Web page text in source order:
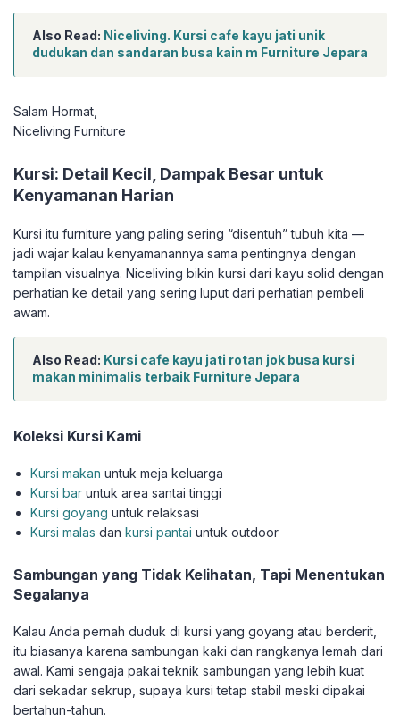
Also Read: Niceliving. Kursi cafe kayu jati unik
dudukan dan sandaran busa kain m Furniture Jepara
Salam Hormat,
Niceliving Furniture
Kursi: Detail Kecil, Dampak Besar untuk
Kenyamanan Harian
Kursi itu furniture yang paling sering “disentuh” tubuh kita —
jadi wajar kalau kenyamanannya sama pentingnya dengan
tampilan visualnya. Niceliving bikin kursi dari kayu solid dengan
perhatian ke detail yang sering luput dari perhatian pembeli
awam.
Also Read: Kursi cafe kayu jati rotan jok busa kursi
makan minimalis terbaik Furniture Jepara
Koleksi Kursi Kami
Kursi makan untuk meja keluarga
Kursi bar untuk area santai tinggi
Kursi goyang untuk relaksasi
Kursi malas dankursi pantai untuk outdoor
Sambungan yang Tidak Kelihatan, Tapi Menentukan
Segalanya
Kalau Anda pernah duduk di kursi yang goyang atau berderit,
itu biasanya karena sambungan kaki dan rangkanya lemah dari
awal. Kami sengaja pakai teknik sambungan yang lebih kuat
dari sekadar sekrup, supaya kursi tetap stabil meski dipakai
bertahun-tahun.